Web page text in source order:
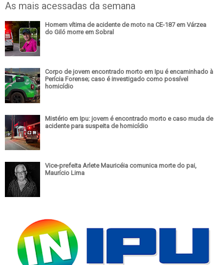
As mais acessadas da semana
Homem vítima de acidente de moto na CE-187 em Várzea
do Giló morre em Sobral
Corpo de jovem encontrado morto em Ipu é encaminhado à
Perícia Forense; caso é investigado como possível
homicídio
Mistério em Ipu: jovem é encontrado morto e caso muda de
acidente para suspeita de homicídio
Vice-prefeita Arlete Mauricéia comunica morte do pai,
Maurício Lima